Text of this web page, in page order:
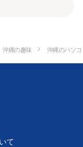
沖縄の趣味 沖縄のパソ
て